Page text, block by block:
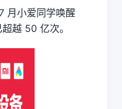
月小爱同学唤醒
越 50 亿次。